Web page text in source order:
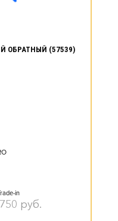
ОБРАТНЫЙ (57539)
in
руб.